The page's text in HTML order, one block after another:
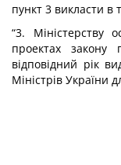
пункт 3 викласти в
“3. Міністерству
проектах
відповідний рік
Міністрів України